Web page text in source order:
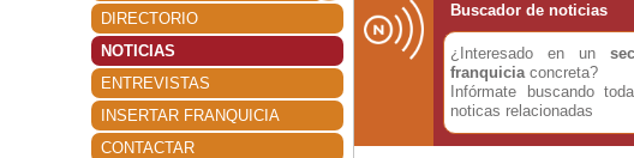
DIRECTORIO
NOTICIAS
ENTREVISTAS
INSERTAR FRANQUICIA
CONTACTAR
Buscador de noticias
¿Interesado en un
franquiciaconcreta?
Infórmate buscando
noticas relacionadas